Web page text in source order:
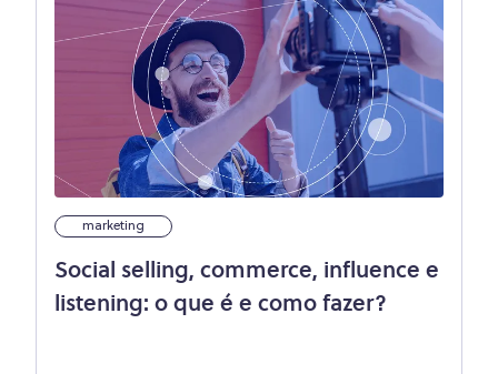
marketing
Social selling, commerce, influence e
listening: o que é e como fazer?